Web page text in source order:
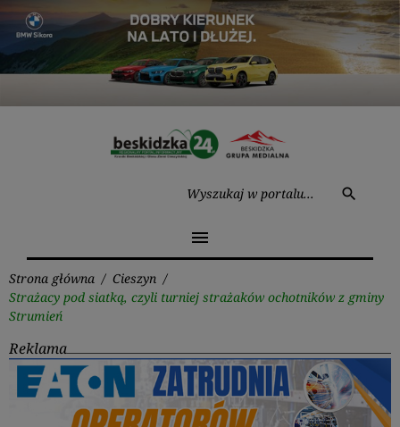
Przejdź
treści
search
menu
Strona główna / Cieszyn /
Strażacy pod siatką, czyli turniej strażaków ochotników z gminy
Strumień
Reklama